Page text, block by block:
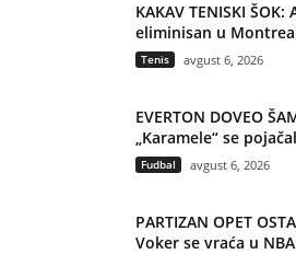
KAKAV TENISKI
eliminisan u
Tenis avgust 6, 2026
EVERTON DOVEO
„Karamele“ se
Fudbal avgust 6, 2026
PARTIZAN OPET
Voker se vraća u